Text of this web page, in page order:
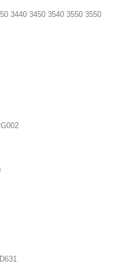
3440 3450 3540 3550 3550